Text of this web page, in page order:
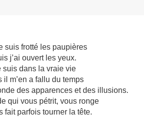
suis frotté les paupières
j’ai ouvert les yeux.
suis dans la vraie vie
il m’en a fallu du temps
des apparences et des illusions.
qui vous pétrit, vous ronge
fait parfois tourner la tête.